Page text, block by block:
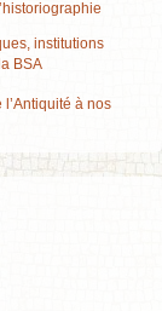
institutions
BSA
l’Antiquité à nos